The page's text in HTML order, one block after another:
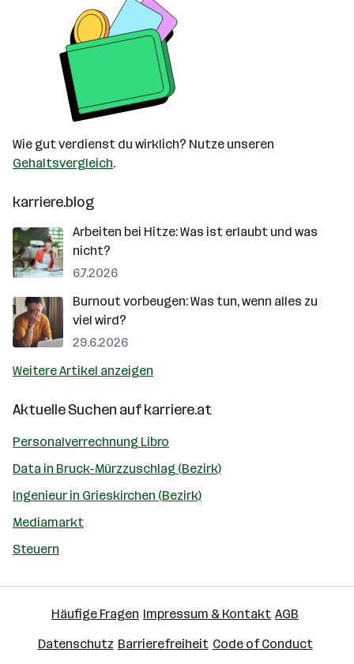
Wie gut verdienst du wirklich? Nutze unseren
Gehaltsvergleich.
karriere.blog
Arbeiten bei Hitze: Was ist erlaubt und was
nicht?
6.7.2026
Burnout vorbeugen: Was tun, wenn alles zu
viel wird?
29.6.2026
Weitere Artikel anzeigen
Aktuelle Suchen aufkarriere.at
Personalverrechnung Libro
Data in Bruck-Mürzzuschlag (Bezirk)
Ingenieur in Grieskirchen (Bezirk)
Mediamarkt
Steuern
Häufige Fragen Impressum & Kontakt AGB
Datenschutz Barrierefreiheit Code of Conduct